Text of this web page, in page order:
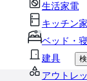
生活家電
キッチン
ベッド・
建具
アウトレ